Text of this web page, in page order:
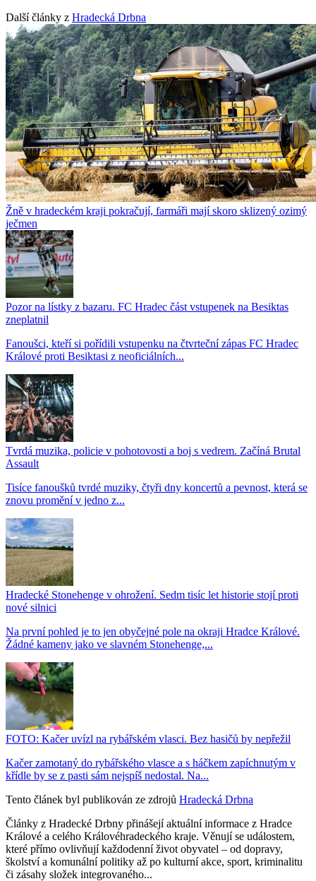
Další články z Hradecká Drbna
Žně v hradeckém kraji pokračují, farmáři mají skoro sklizený ozimý
ječmen
Pozor na lístky z bazaru. FC Hradec část vstupenek na Besiktas
zneplatnil
Fanoušci, kteří si pořídili vstupenku na čtvrteční zápas FC Hradec
Králové proti Besiktasi z neoficiálních...
Tvrdá muzika, policie v pohotovosti a boj s vedrem. Začíná Brutal
Assault
Tisíce fanoušků tvrdé muziky, čtyři dny koncertů a pevnost, která se
znovu promění v jedno z...
Hradecké Stonehenge v ohrožení. Sedm tisíc let historie stojí proti
nové silnici
Na první pohled je to jen obyčejné pole na okraji Hradce Králové.
Žádné kameny jako ve slavném Stonehenge,...
FOTO: Kačer uvízl na rybářském vlasci. Bez hasičů by nepřežil
Kačer zamotaný do rybářského vlasce a s háčkem zapíchnutým v
křídle by se z pasti sám nejspíš nedostal. Na...
Tento článek byl publikován ze zdrojů Hradecká Drbna
Články z Hradecké Drbny přinášejí aktuální informace z Hradce
Králové a celého Královéhradeckého kraje. Věnují se událostem,
které přímo ovlivňují každodenní život obyvatel – od dopravy,
školství a komunální politiky až po kulturní akce, sport, kriminalitu
či zásahy složek integrovaného...